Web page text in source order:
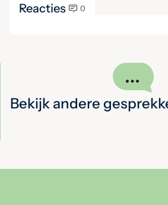
Reacties 0
Bekijk andere